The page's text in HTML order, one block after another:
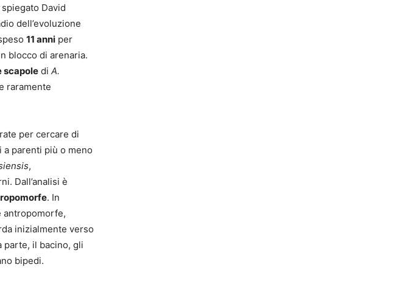
David
dell’evoluzione
11 anni per
blocco di arenaria.
scapole di A.
raramente
per cercare di
parenti più o meno
,
Dall’analisi è
. In
antropomorfe,
inizialmente verso
parte, il bacino, gli
bipedi.